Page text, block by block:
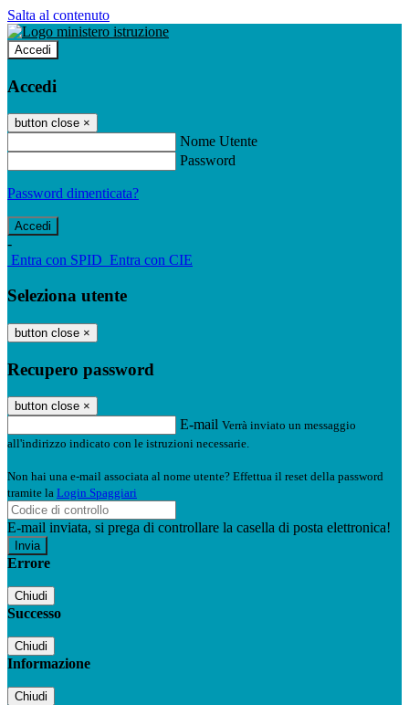
Salta al contenuto
Accedi
Accedi
button close ×
Nome Utente
Password
Password dimenticata?
-
Entra con SPID Entra con CIE
Seleziona utente
button close ×
Recupero password
button close ×
E-mail Verrà inviato un messaggio
all'indirizzo indicato con le istruzioni necessarie.
Non hai una e-mail associata al nome utente? Effettua il reset della password
tramite la Login Spaggiari
E-mail inviata, si prega di controllare la casella di posta elettronica!
Errore
Chiudi
Successo
Chiudi
Informazione
Chiudi